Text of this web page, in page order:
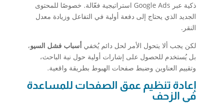
ذكية عبر Google Ads استراتيجية فعّالة. خصوصًا للمحتوى
الجديد الذي يحتاج إلى دفعة أولية في التفاعل وزيادة معدل
النقر.
لكن يجب ألا يتحول الأمر لحل دائم يُخفي أسباب فشل السيو،
بل يُستخدم للحصول على إشارات أولية حول نية الباحث،
وتقييم العناوين وضبط صفحات الهبوط بطريقة واقعية.
إعادة تنظيم عمق الصفحات للمساعدة
في الزحف